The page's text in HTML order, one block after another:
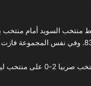
أمام منتخب مونتنيغرو 1-0.